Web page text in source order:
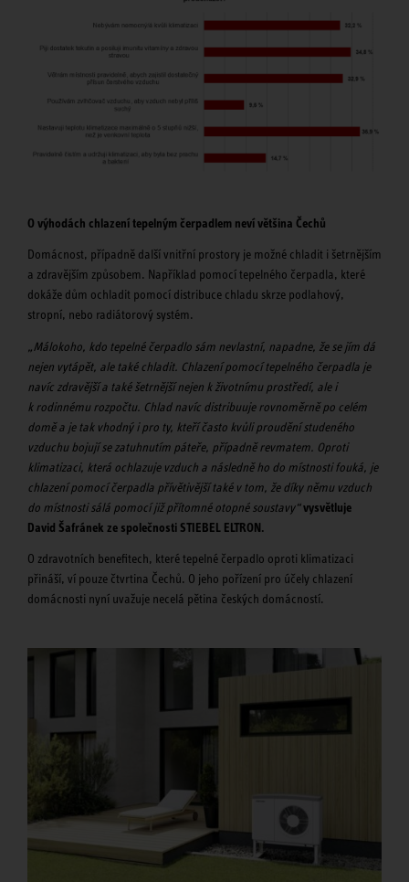
O výhodách chlazení tepelným čerpadlem neví většina Čechů
Domácnost, případně další vnitřní prostory je možné chladit i šetrnějším
a zdravějším způsobem. Například pomocí tepelného čerpadla, které
dokáže dům ochladit pomocí distribuce chladu skrze podlahový,
stropní, nebo radiátorový systém.
„Málokoho, kdo tepelné čerpadlo sám nevlastní, napadne, že se jím dá
nejen vytápět, ale také chladit. Chlazení pomocí tepelného čerpadla je
navíc zdravější a také šetrnější nejen k životnímu prostředí, ale i
k rodinnému rozpočtu. Chlad navíc distribuuje rovnoměrně po celém
domě a je tak vhodný i pro ty, kteří často kvůli proudění studeného
vzduchu bojují se zatuhnutím páteře, případně revmatem. Oproti
klimatizaci, která ochlazuje vzduch a následně ho do místnosti fouká, je
chlazení pomocí čerpadla přívětivější také v tom, že díky němu vzduch
do místnosti sálá pomocí již přítomné otopné soustavy“vysvětluje
David Šafránek ze společnosti STIEBEL ELTRON.
O zdravotních benefitech, které tepelné čerpadlo oproti klimatizaci
přináší, ví pouze čtvrtina Čechů. O jeho pořízení pro účely chlazení
domácnosti nyní uvažuje necelá pětina českých domácností.